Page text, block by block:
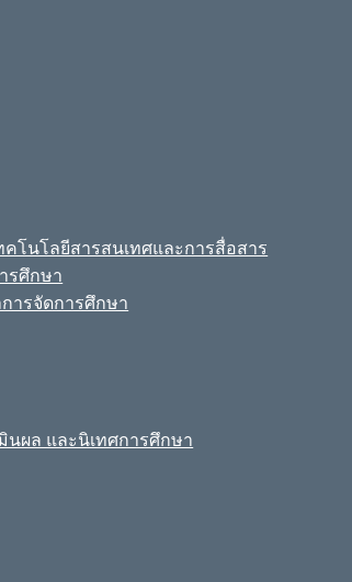
โนโลยีสารสนเทศและการสื่อสาร
รศึกษา
ารจัดการศึกษา
นผล และนิเทศการศึกษา